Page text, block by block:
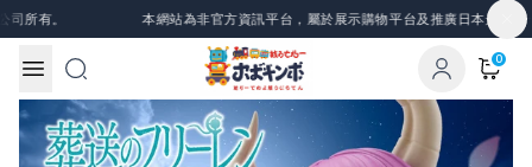
Skip to content
所有。 本網站為非官方資訊平台，屬於展示購物平台及推廣日本景品、
0